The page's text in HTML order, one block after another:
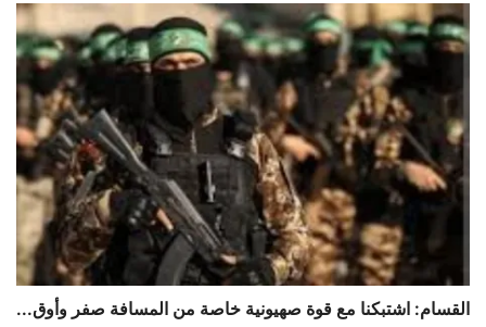
القسام: اشتبكنا مع قوة صهيونية خاصة من المسافة صفر وأوق...